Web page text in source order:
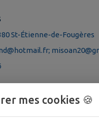
St-Étienne-de-Fougères
mes cookies 🍪